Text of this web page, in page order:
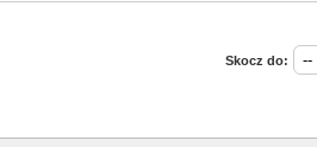
Skocz do: